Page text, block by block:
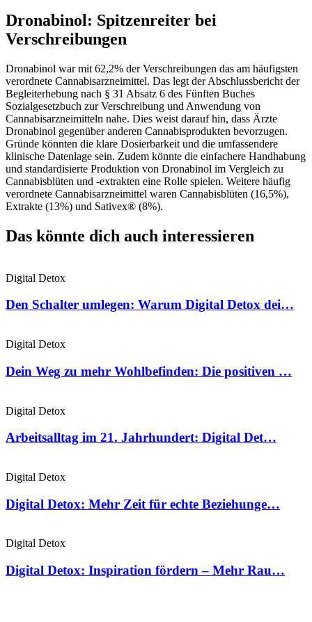
Dronabinol: Spitzenreiter bei
Verschreibungen
Dronabinol war mit 62,2% der Verschreibungen das am häufigsten
verordnete Cannabisarzneimittel. Das legt der Abschlussbericht der
Begleiterhebung nach § 31 Absatz 6 des Fünften Buches
Sozialgesetzbuch zur Verschreibung und Anwendung von
Cannabisarzneimitteln nahe. Dies weist darauf hin, dass Ärzte
Dronabinol gegenüber anderen Cannabisprodukten bevorzugen.
Gründe könnten die klare Dosierbarkeit und die umfassendere
klinische Datenlage sein. Zudem könnte die einfachere Handhabung
und standardisierte Produktion von Dronabinol im Vergleich zu
Cannabisblüten und -extrakten eine Rolle spielen. Weitere häufig
verordnete Cannabisarzneimittel waren Cannabisblüten (16,5%),
Extrakte (13%) und Sativex® (8%).
Das könnte dich auch interessieren
Digital Detox
Den Schalter umlegen: Warum Digital Detox dei…
Digital Detox
Dein Weg zu mehr Wohlbefinden: Die positiven …
Digital Detox
Arbeitsalltag im 21. Jahrhundert: Digital Det…
Digital Detox
Digital Detox: Mehr Zeit für echte Beziehunge…
Digital Detox
Digital Detox: Inspiration fördern – Mehr Rau…